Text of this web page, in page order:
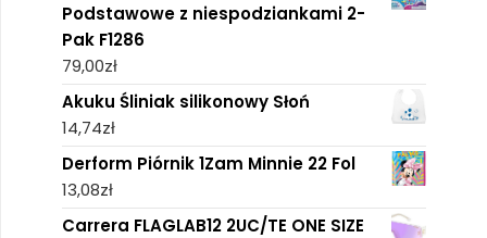
Podstawowe z niespodziankami 2-
Pak F1286
79,00zł
Akuku Śliniak silikonowy Słoń
14,74zł
Derform Piórnik 1Zam Minnie 22 Fol
13,08zł
Carrera FLAGLAB12 2UC/TE ONE SIZE